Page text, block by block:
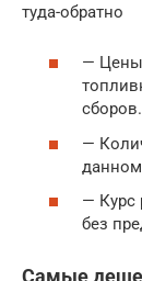
туда-обратно
— Цены
сборов.
—
— Курс
без
Самые